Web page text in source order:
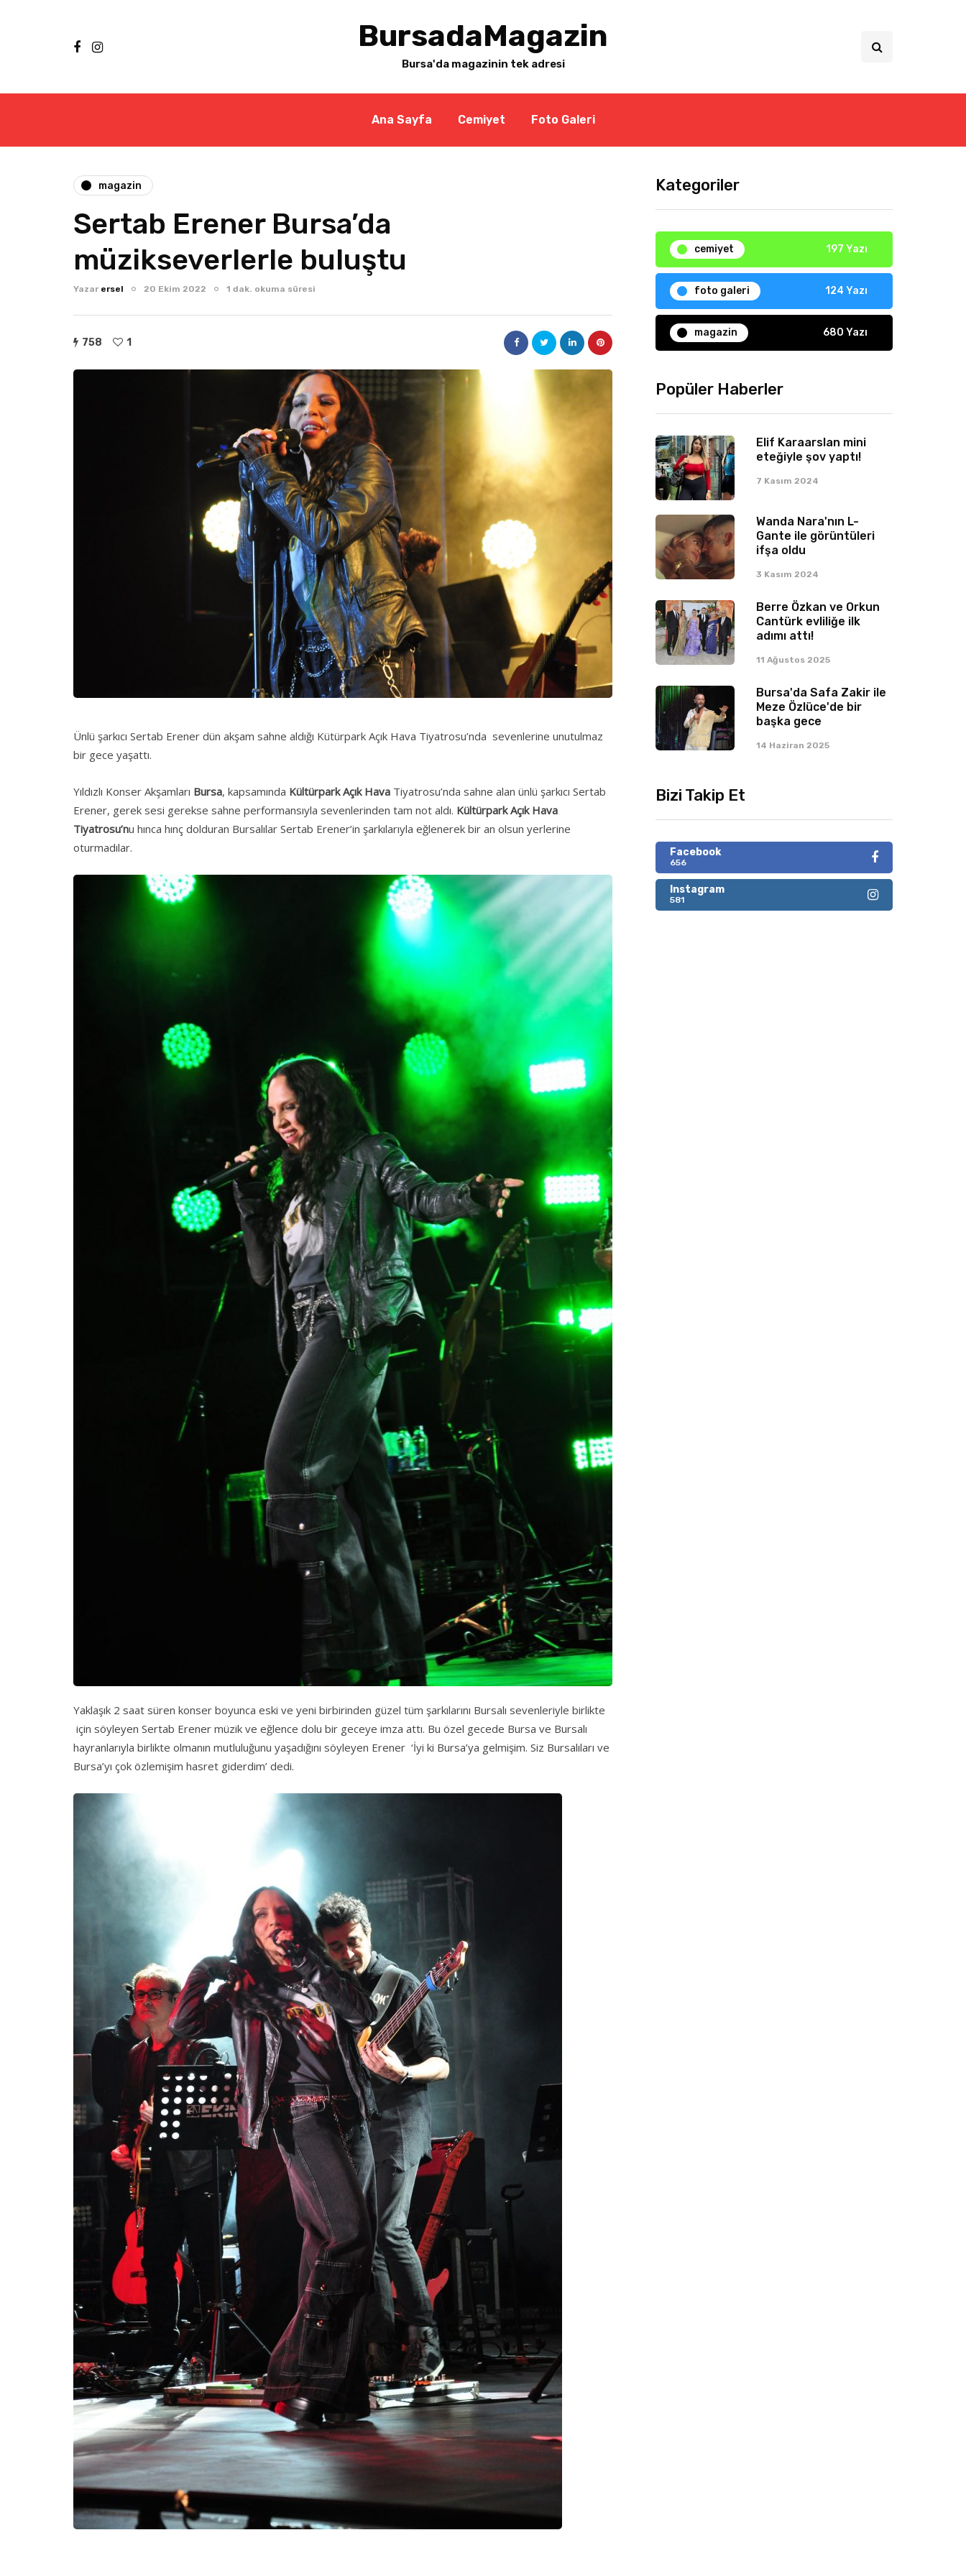
BursadaMagazin
Bursa'da magazinin tek adresi
Ana Sayfa Cemiyet Foto Galeri
magazin
Sertab Erener Bursa’da
müzikseverlerle buluştu
Yazar ersel 20 Ekim 2022 1 dak. okuma süresi
758 1
Ünlü şarkıcı Sertab Erener dün akşam sahne aldığı Kütürpark Açık Hava Tiyatrosu’nda sevenlerine unutulmaz
bir gece yaşattı.
Yıldızlı Konser Akşamları Bursa, kapsamında Kültürpark Açık Hava Tiyatrosu’nda sahne alan ünlü şarkıcı Sertab
Erener, gerek sesi gerekse sahne performansıyla sevenlerinden tam not aldı. Kültürpark Açık Hava
Tiyatrosu’nu hınca hınç dolduran Bursalılar Sertab Erener’in şarkılarıyla eğlenerek bir an olsun yerlerine
oturmadılar.
Yaklaşık 2 saat süren konser boyunca eski ve yeni birbirinden güzel tüm şarkılarını Bursalı sevenleriyle birlikte
için söyleyen Sertab Erener müzik ve eğlence dolu bir geceye imza attı. Bu özel gecede Bursa ve Bursalı
hayranlarıyla birlikte olmanın mutluluğunu yaşadığını söyleyen Erener ‘İyi ki Bursa’ya gelmişim. Siz Bursalıları ve
Bursa’yı çok özlemişim hasret giderdim’ dedi.
Kategoriler
cemiyet 197 Yazı
foto galeri 124 Yazı
magazin 680 Yazı
Popüler Haberler
Elif Karaarslan mini
eteğiyle şov yaptı!
7 Kasım 2024
Wanda Nara'nın L-
Gante ile görüntüleri
ifşa oldu
3 Kasım 2024
Berre Özkan ve Orkun
Cantürk evliliğe ilk
adımı attı!
11 Ağustos 2025
Bursa'da Safa Zakir ile
Meze Özlüce'de bir
başka gece
14 Haziran 2025
Bizi Takip Et
Facebook
656
Instagram
581